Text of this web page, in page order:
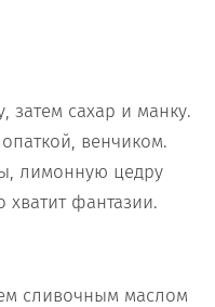
затем сахар и манку.
венчиком.
лимонную цедру
хватит фантазии.
сливочным маслом